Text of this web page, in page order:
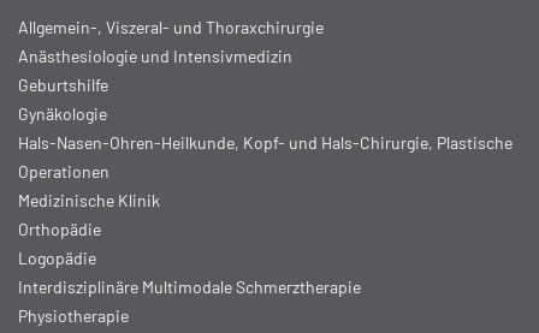
Allgemein-, Viszeral- und Thoraxchirurgie
Anästhesiologie und Intensivmedizin
Geburtshilfe
Gynäkologie
Hals-Nasen-Ohren-Heilkunde, Kopf- und Hals-Chirurgie, Plastische
Operationen
Medizinische Klinik
Orthopädie
Logopädie
Interdisziplinäre Multimodale Schmerztherapie
Physiotherapie